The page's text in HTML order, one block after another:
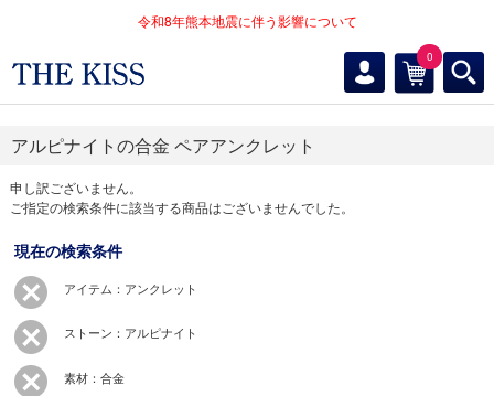
令和8年熊本地震に伴う影響について
0
アルピナイトの合金 ペアアンクレット
申し訳ございません。
ご指定の検索条件に該当する商品はございませんでした。
現在の検索条件
アイテム：アンクレット
ストーン：アルピナイト
素材：合金